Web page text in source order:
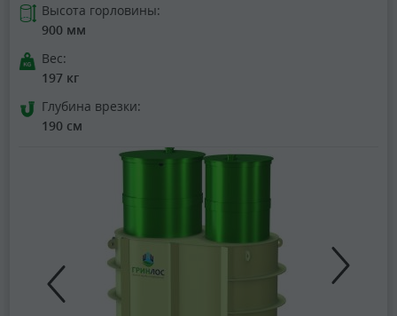
Высота горловины:
900 мм
Вес:
197 кг
Глубина врезки:
190 см